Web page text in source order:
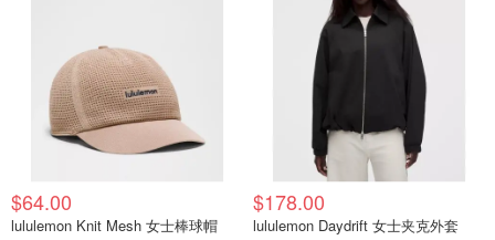
$64.00
lululemon Knit Mesh 女士棒球帽
$178.00
lululemon Daydrift 女士夹克外套